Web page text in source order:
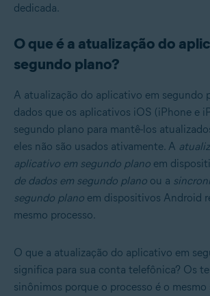
dedicada.
O que é a atualização do
segundo plano?
A atualização do aplicativo em segundo
dados que os aplicativos iOS (iPhone e
segundo plano para mantê-los
eles não são usados ativamente. A
aplicativo em segundo plano em
de dados em segundo plano ou a
segundo plano em dispositivos Android
mesmo processo.
O que a atualização do aplicativo em
significa para sua conta telefônica? Os
sinônimos porque o processo é o mesmo